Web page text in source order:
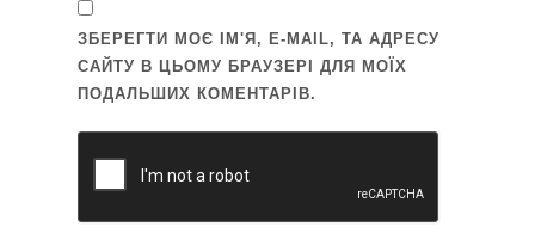
ЗБЕРЕГТИ МОЄ ІМ'Я, E-MAIL, ТА АДРЕСУ
САЙТУ В ЦЬОМУ БРАУЗЕРІ ДЛЯ МОЇХ
ПОДАЛЬШИХ КОМЕНТАРІВ.